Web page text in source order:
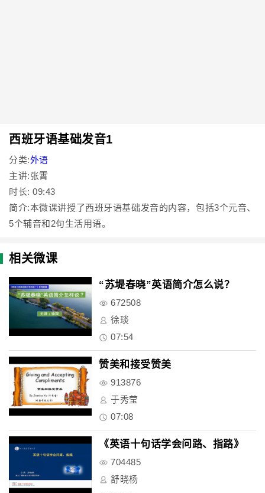
西班牙语基础发音1
分类:外语
主讲:张霄
时长: 09:43
简介:本微课讲授了西班牙语基础发音的内容，包括3个元音、
5个辅音和2句生活用语。
相关微课
“苏堤春晓”英语简介怎么说？
672508
徐琰
07:54
赞美和接受赞美
913876
于秀莹
07:08
《英语十句话学会问路、指路》
704485
舒晓杨